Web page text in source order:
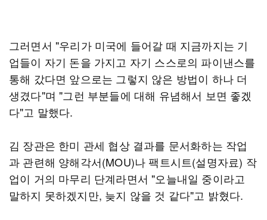
그러면서 "우리가 미국에 들어갈 때 지금까지는 기
업들이 자기 돈을 가지고 자기 스스로의 파이낸스를
통해 갔다면 앞으로는 그렇지 않은 방법이 하나 더
생겼다"며 "그런 부분들에 대해 유념해서 보면 좋겠
다"고 말했다.
김 장관은 한미 관세 협상 결과를 문서화하는 작업
과 관련해 양해각서(MOU)나 팩트시트(설명자료) 작
업이 거의 마무리 단계라면서 "오늘내일 중이라고
말하지 못하겠지만, 늦지 않을 것 같다"고 밝혔다.